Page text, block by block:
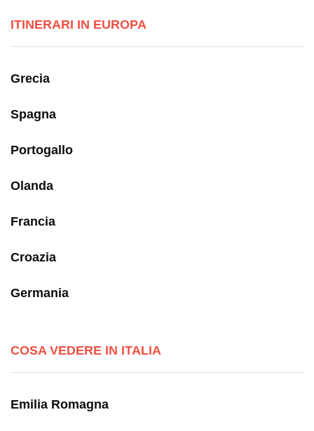
ITINERARI IN EUROPA
Grecia
Spagna
Portogallo
Olanda
Francia
Croazia
Germania
COSA VEDERE IN ITALIA
Emilia Romagna